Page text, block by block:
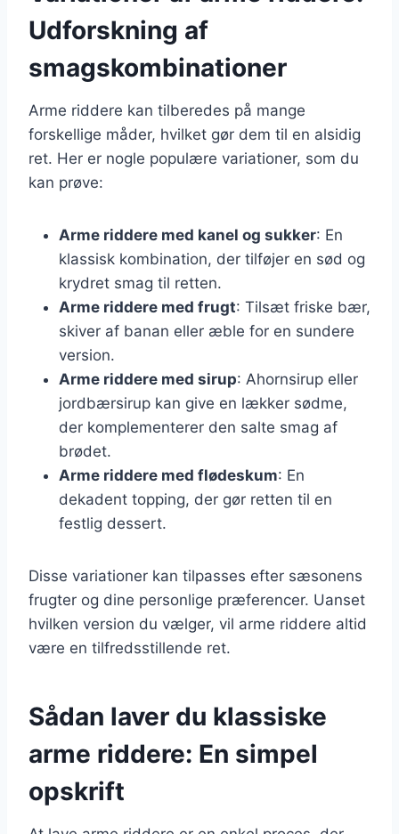
Udforskning af
smagskombinationer
Arme riddere kan tilberedes på mange
forskellige måder, hvilket gør dem til en alsidig
ret. Her er nogle populære variationer, som du
kan prøve:
Arme riddere med kanel og sukker: En
klassisk kombination, der tilføjer en sød og
krydret smag til retten.
Arme riddere med frugt: Tilsæt friske bær,
skiver af banan eller æble for en sundere
version.
Arme riddere med sirup: Ahornsirup eller
jordbærsirup kan give en lækker sødme,
der komplementerer den salte smag af
brødet.
Arme riddere med flødeskum: En
dekadent topping, der gør retten til en
festlig dessert.
Disse variationer kan tilpasses efter sæsonens
frugter og dine personlige præferencer. Uanset
hvilken version du vælger, vil arme riddere altid
være en tilfredsstillende ret.
Sådan laver du klassiske
arme riddere: En simpel
opskrift